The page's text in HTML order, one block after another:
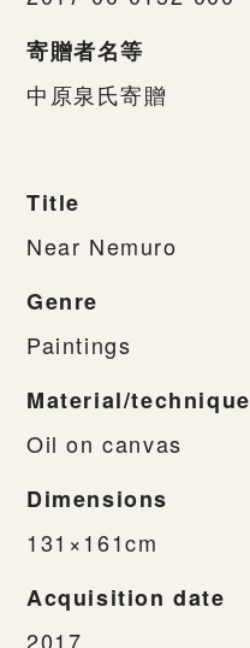
寄贈者名等
中原泉氏寄贈
Title
Near Nemuro
Genre
Paintings
Material/technique
Oil on canvas
Dimensions
131×161cm
Acquisition date
2017